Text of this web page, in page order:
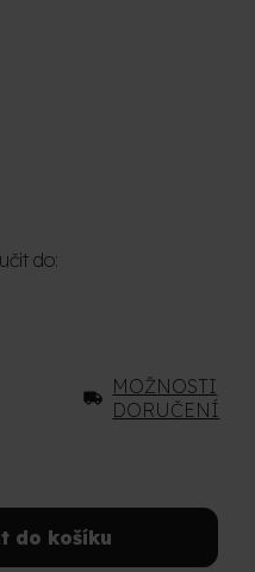
do:
MOŽNOSTI
DORUČENÍ
do košíku